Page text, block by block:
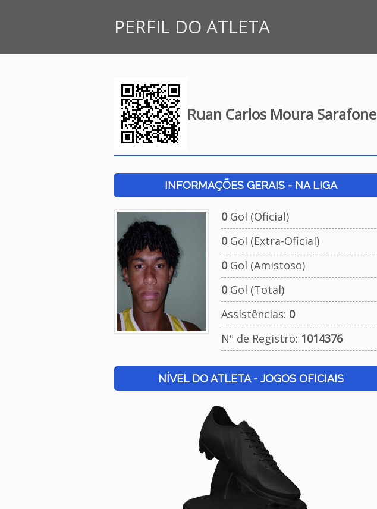
PERFIL DO ATLETA
Ruan Carlos Moura Sarafone
INFORMAÇÕES GERAIS - NA LIGA
0Gol (Oficial)
0Gol (Extra-Oficial)
0Gol (Amistoso)
0Gol (Total)
Assistências: 0
Nº de Registro: 1014376
NÍVEL DO ATLETA - JOGOS OFICIAIS